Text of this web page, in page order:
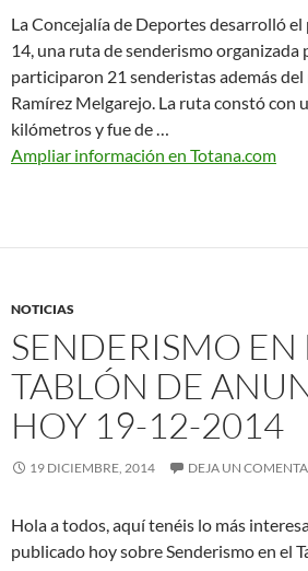
La Concejalía de Deportes desarrolló
14, una ruta de senderismo organizada
participaron 21 senderistas además
Ramírez Melgarejo. La ruta constó con
kilómetros y fue de …
Ampliar información en Totana.com
NOTICIAS
SENDERISMO EN
TABLÓN DE
HOY 19-12-2014
19 DICIEMBRE, 2014 DEJA UN
Hola a todos, aquí tenéis lo más
publicado hoy sobre Senderismo en el